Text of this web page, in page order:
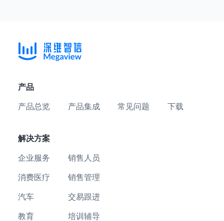
产品
产品总览 产品集成 常见问题 下载
解决方案
企业服务
消费医疗
汽车
教育
销售人员
销售管理
交易跟进
培训辅导